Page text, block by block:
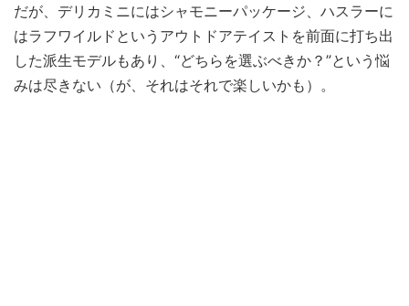
だが、デリカミニにはシャモニーパッケージ、ハスラーに
はラフワイルドというアウトドアテイストを前面に打ち出
した派生モデルもあり、“どちらを選ぶべきか？”という悩
みは尽きない（が、それはそれで楽しいかも）。